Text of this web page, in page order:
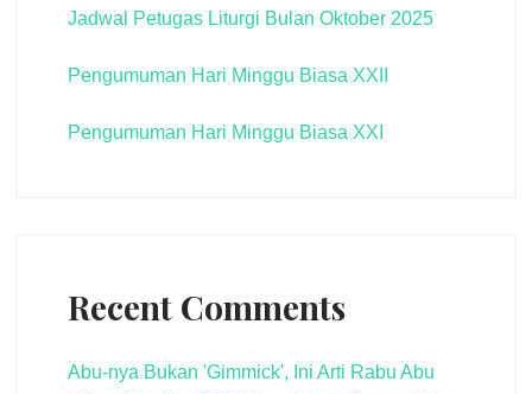
Jadwal Petugas Liturgi Bulan Oktober 2025
Pengumuman Hari Minggu Biasa XXII
Pengumuman Hari Minggu Biasa XXI
Recent Comments
Abu-nya Bukan 'Gimmick', Ini Arti Rabu Abu